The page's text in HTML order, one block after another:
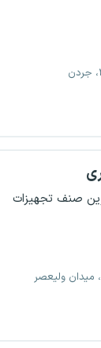
صنف تجهیزات